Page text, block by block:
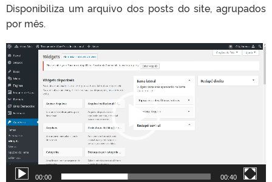
Disponibiliza um arquivo dos posts do site, agrupados
por mês.
T
o
c
a
d
o
r
d
e
v
00:00 00:40